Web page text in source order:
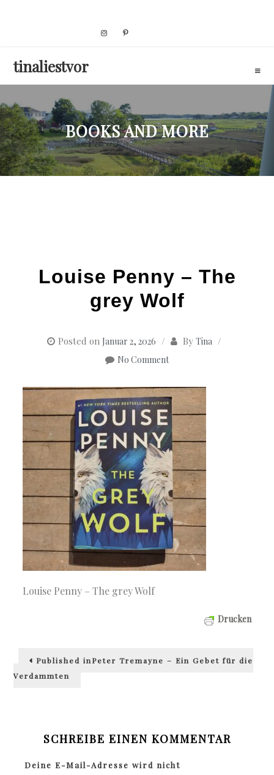
tinaliestvor
BOOKS AND MORE
Louise Penny – The
grey Wolf
Posted on Januar 2, 2026 By Tina
No Comment
Louise Penny – The grey Wolf
Drucken
Beitragsnavigation
Published inPeter Tremayne – Ein Gebet für die
Verdammten
SCHREIBE EINEN KOMMENTAR
Deine E-Mail-Adresse wird nicht